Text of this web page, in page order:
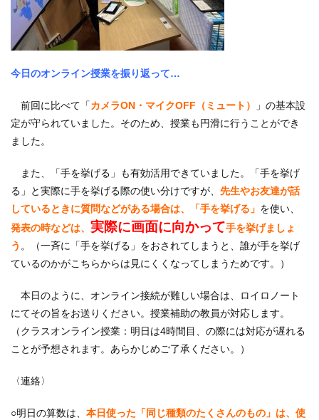
今日のオンライン授業を振り返って…
前回に比べて「カメラON・マイクOFF（ミュート）
」の基本設
定が守られていました。そのため、授業も円滑に行うことができ
ました。
また、「手を挙げる」も有効活用できていました。「手を挙げ
る」と実際に手を挙げる際の使い分けですが、 先生やお友達が話
しているときに質問などがある場合は、「手を挙げる」 を使い、
発表の時などは、 実際に画面に向かって手を挙げましょ
う 。（一斉に「手を挙げる」をおされてしまうと、誰が手を挙げ
ているのかがこちらからは見にくくなってしまうためです。）
本日のように、オンライン接続が難しい場合は、ロイロノート
にてその旨をお送りください。授業補助の教員が対応します。
（クラスオンライン授業：明日は4時間目、の際には対応が遅れる
ことが予想されます。あらかじめご了承ください。）
〈連絡〉
○明日の算数は、 本日使った「同じ種類のたくさんのもの」は、使